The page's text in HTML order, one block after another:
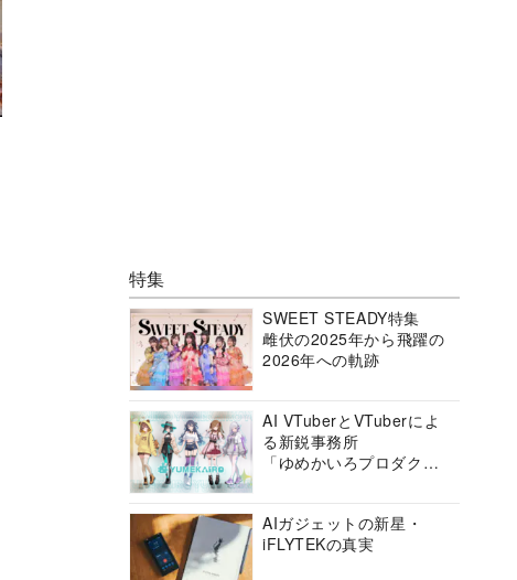
特集
SWEET STEADY特集
雌伏の2025年から飛躍の
2026年への軌跡
AI VTuberとVTuberによ
る新鋭事務所
「ゆめかいろプロダクシ
AIガジェットの新星・
iFLYTEKの真実